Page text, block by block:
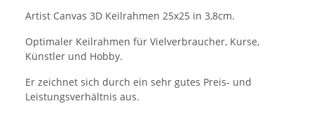
Artist Canvas 3D Keilrahmen 25x25 in 3,8cm.
Optimaler Keilrahmen für Vielverbraucher, Kurse,
Künstler und Hobby.
Er zeichnet sich durch ein sehr gutes Preis- und
Leistungsverhältnis aus.